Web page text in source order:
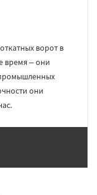
ворот в
время – они
они